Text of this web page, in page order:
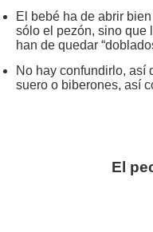
El bebé ha de abrir
sólo el pezón, sino
han de quedar
No hay confundirlo, así
suero o biberones, así
El pecho